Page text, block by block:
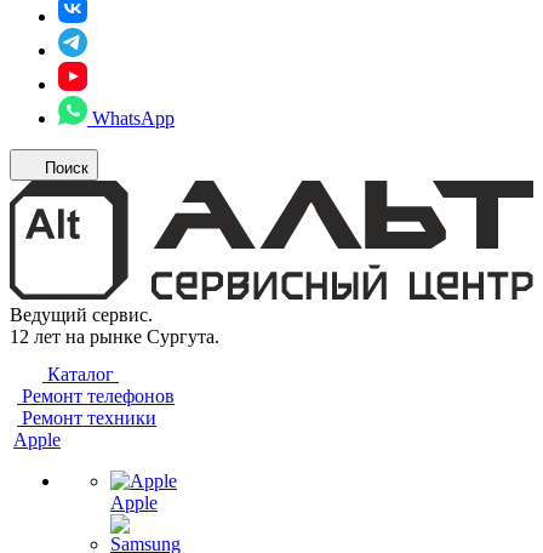
WhatsApp
Поиск
Ведущий сервис.
12 лет на рынке Сургута.
Каталог
Ремонт телефонов
Ремонт техники
Apple
Apple